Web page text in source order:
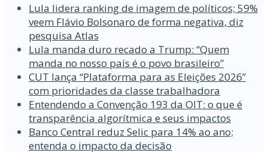
Lula lidera ranking de imagem de políticos; 59%
veem Flávio Bolsonaro de forma negativa, diz
pesquisa Atlas
Lula manda duro recado a Trump: “Quem
manda no nosso país é o povo brasileiro”
CUT lança “Plataforma para as Eleições 2026”
com prioridades da classe trabalhadora
Entendendo a Convenção 193 da OIT: o que é
transparência algorítmica e seus impactos
Banco Central reduz Selic para 14% ao ano;
entenda o impacto da decisão